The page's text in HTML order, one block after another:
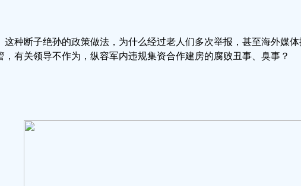
这种断子绝孙的政策做法，为什么经过老人们多次举报，甚至海外媒
，有关领导不作为，纵容军内违规集资合作建房的腐败丑事、臭事？